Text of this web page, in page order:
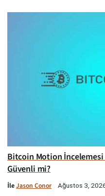
Bitcoin Motion İncelemesi
Güvenli mi?
İleJason Conor Ağustos 3,